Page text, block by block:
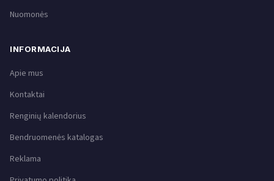
Nuomonės
INFORMACIJA
Apie mus
Kontaktai
Renginių kalendorius
Bendruomenės katalogas
Reklama